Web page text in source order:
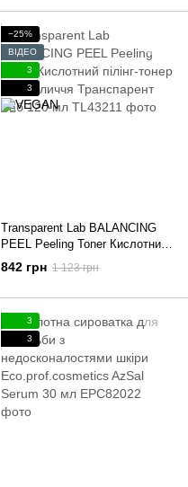
−25%
ВІДЕО
3
3
Transparent Lab BALANCING
PEEL Peeling Toner Кислотний
пілінг-тонер для обличчя
Транспарент Лаб 120 мл
842 грн 1 123 грн
3
3